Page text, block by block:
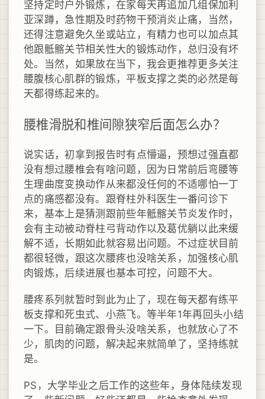
坚持定时户外锻炼，在家每天再追加几组保加利
亚深蹲，急性期及时药物干预消炎止痛，当然，
还得注意避免久坐或站立，有精力也可以加点其
他跟骶髂关节相关性大的锻炼动作，总归没有坏
处。当然，如果放在当下，我会更推荐更多关注
腰腹核心肌群的锻炼，平板支撑之类的必然是每
天都得练起来的。
腰椎滑脱和椎间隙狭窄后面怎么办？
说实话，初拿到报告时有点懵逼，预想过强直都
没有想过腰椎会有啥问题，因为日常前后弯腰等
生理曲度变换动作从来都没任何的不适哪怕一丁
点的痛感都没有。跟脊柱外科医生一番问诊下
来，基本上是猜测跟前些年骶髂关节炎发作时，
会有主动被动脊柱弓背动作以及葛优躺以此来缓
解不适，长期如此就容易出问题。不过症状目前
都很轻微，跟这次腰疼也没啥关系，加强核心肌
肉锻炼，后续进展也基本可控，问题不大。
腰疼系列就暂时到此为止了，现在每天都有练平
板支撑和死虫式、小燕飞。等半年1年再回头小结
一下。目前确定跟骨头没啥关系，也就放心了不
少，肌肉的问题，解决起来就简单了，坚持练就
是。
PS，大学毕业之后工作的这些年，身体陆续发现